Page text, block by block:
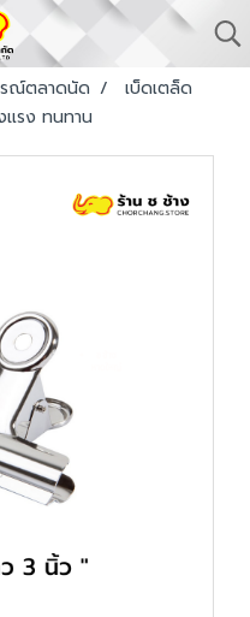
ณ์ตลาดนัด
เบ็ดเตล็ด
รง ทนทาน